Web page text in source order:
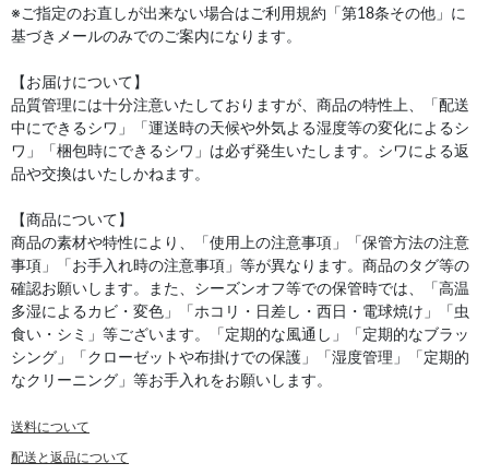
※ご指定のお直しが出来ない場合はご利用規約「第18条その他」に
基づきメールのみでのご案内になります。
【お届けについて】
品質管理には十分注意いたしておりますが、商品の特性上、「配送
中にできるシワ」「運送時の天候や外気よる湿度等の変化によるシ
ワ」「梱包時にできるシワ」は必ず発生いたします。シワによる返
品や交換はいたしかねます。
【商品について】
商品の素材や特性により、「使用上の注意事項」「保管方法の注意
事項」「お手入れ時の注意事項」等が異なります。商品のタグ等の
確認お願いします。また、シーズンオフ等での保管時では、「高温
多湿によるカビ・変色」「ホコリ・日差し・西日・電球焼け」「虫
食い・シミ」等ございます。「定期的な風通し」「定期的なブラッ
シング」「クローゼットや布掛けでの保護」「湿度管理」「定期的
なクリーニング」等お手入れをお願いします。
送料について
配送と返品について